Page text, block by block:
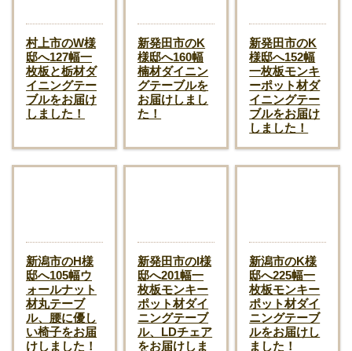
村上市のW様
邸へ127幅一
枚板と栃材ダ
イニングテー
ブルをお届け
しました！
新発田市のK
様邸へ160幅
楠材ダイニン
グテーブルを
お届けしまし
た！
新発田市のK
様邸へ152幅
一枚板モンキ
ーポット材ダ
イニングテー
ブルをお届け
しました！
新潟市のH様
邸へ105幅ウ
ォールナット
材丸テーブ
ル、腰に優し
い椅子をお届
けしました！
新発田市のI様
邸へ201幅一
枚板モンキー
ポット材ダイ
ニングテーブ
ル、LDチェア
をお届けしま
新潟市のK様
邸へ225幅一
枚板モンキー
ポット材ダイ
ニングテーブ
ルをお届けし
ました！